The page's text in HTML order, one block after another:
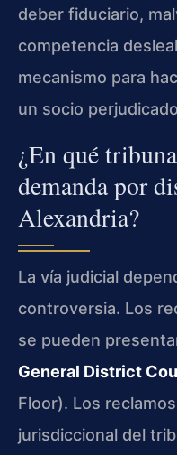
deber fiduciario,
competencia
mecanismo para
un socio
¿En qué
demanda por
Alexandria?
La vía judicial
controversia. Los
se pueden
General District
Floor). Los
jurisdiccional del